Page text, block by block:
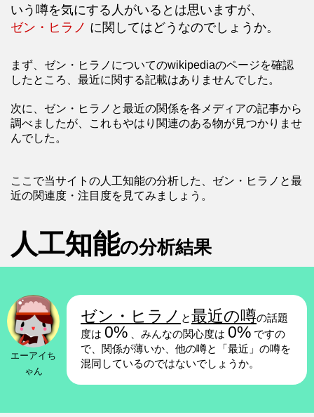
いう噂を気にする人がいるとは思いますが、
ゼン・ヒラノ に関してはどうなのでしょうか。
まず、ゼン・ヒラノについてのwikipediaのページを確認
したところ、最近に関する記載はありませんでした。
次に、ゼン・ヒラノと最近の関係を各メディアの記事から
調べましたが、これもやはり関連のある物が見つかりませ
んでした。
ここで当サイトの人工知能の分析した、ゼン・ヒラノと最
近の関連度・注目度を見てみましょう。
人工知能の分析結果
エーアイち
ゃん
ゼン・ヒラノ と最近の噂の話題
度は 0% 、みんなの関心度は 0% ですの
で、関係が薄いか、他の噂と「最近」の噂を
混同しているのではないでしょうか。